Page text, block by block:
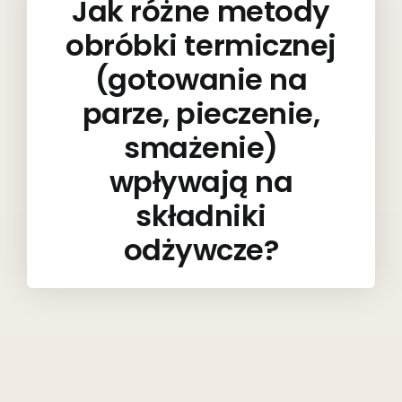
Jak różne metody
obróbki termicznej
(gotowanie na
parze, pieczenie,
smażenie)
wpływają na
składniki
odżywcze?